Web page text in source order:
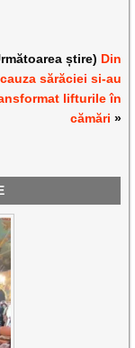
știre) Din
cauza sărăciei si-au
lifturile în
cămări »